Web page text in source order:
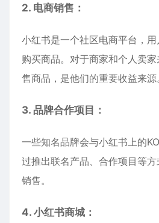
2. 电商销售：
小红书是一个社区电商平台，
购买商品。对于商家和个人卖
售商品，是他们的重要收益来源
3. 品牌合作项目：
一些知名品牌会与小红书上的
过推出联名产品、合作项目等
销售。
4. 小红书商城：